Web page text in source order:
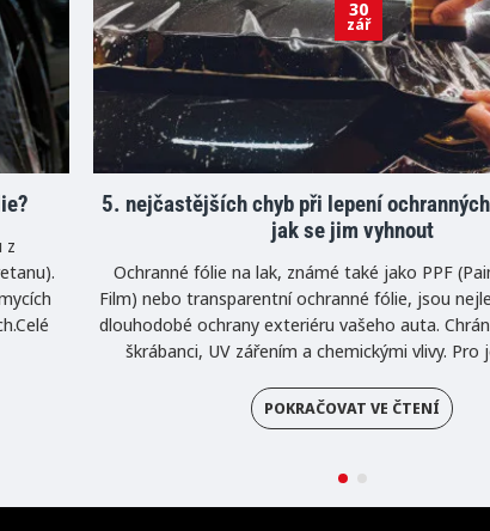
z
30
zář
5. nejčastějších chyb při lepení
jak se jim vyhnout
Ochranné fólie na lak, známé také jako PPF
Film) nebo transparentní ochranné fólie, jsou
dlouhodobé ochrany exteriéru vašeho auta.
škrábanci, UV zářením a chemickými vlivy. Pro
POKRAČOVAT VE ČTENÍ